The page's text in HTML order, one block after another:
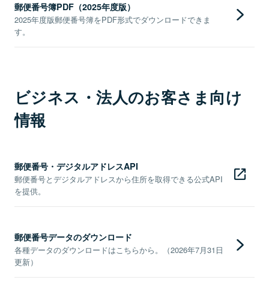
郵便番号簿PDF（2025年度版）
2025年度版郵便番号簿をPDF形式でダウンロードできま
す。
ビジネス・法人のお客さま向け
情報
郵便番号・デジタルアドレスAPI
郵便番号とデジタルアドレスから住所を取得できる公式API
を提供。
郵便番号データのダウンロード
各種データのダウンロードはこちらから。（2026年7月31日
更新）